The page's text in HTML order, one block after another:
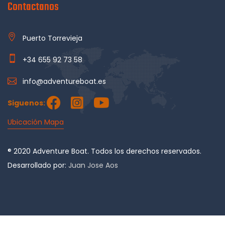
Contactanos
Puerto Torrevieja
+34 655 92 73 58
info@adventureboat.es
Siguenos:
Ubicación Mapa
® 2020 Adventure Boat. Todos los derechos reservados.
Desarrollado por: Juan Jose Aos